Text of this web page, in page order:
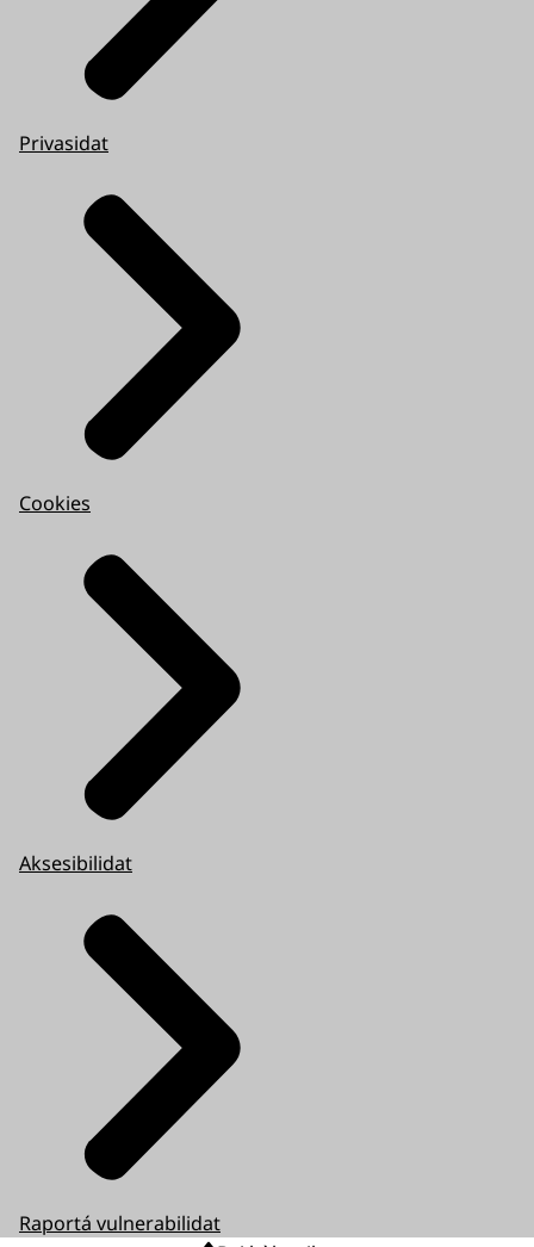
Privasidat
Cookies
Aksesibilidat
Raportá vulnerabilidat